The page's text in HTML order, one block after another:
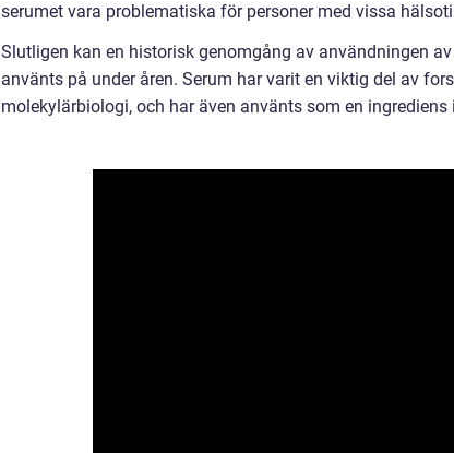
serumet vara problematiska för personer med vissa
Slutligen kan en historisk genomgång av användningen
använts på under åren. Serum har varit en viktig del av
molekylärbiologi, och har även använts som en